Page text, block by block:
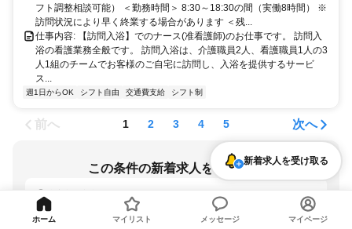
フト調整相談可能） ＜勤務時間＞ 8:30～18:30の間（実働8時間） ※
訪問状況により早く終業する場合があります ＜残...
仕事内容: 【訪問入浴】でのナース(准看護師)のお仕事です。 訪問入
浴の看護業務全般です。 訪問入浴は、介護職員2人、看護職員1人の3
人1組のチームでお客様のご自宅に訪問し、入浴を提供するサービ
ス...
週1日からOK シフト自由 交通費支給 シフト制
前へ 1 2 3 4 5 次へ
この条件の新着求人を受け取る
週1日からOK
新着求人を受け取る
ホーム マイリスト メッセージ マイページ